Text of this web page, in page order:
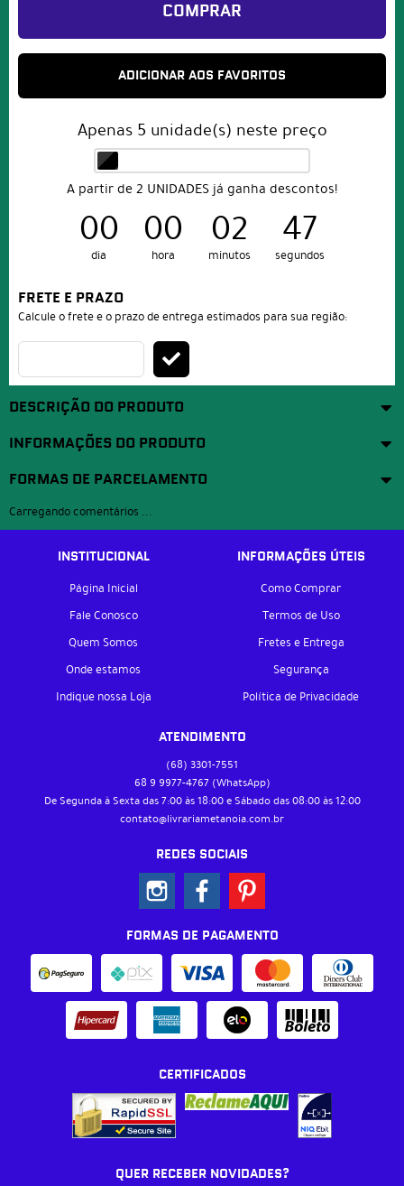
COMPRAR
ADICIONAR AOS FAVORITOS
Apenas 5 unidade(s) neste preço
A partir de 2 UNIDADES já ganha descontos!
00
dia
00
hora
02
minutos
46
segundos
FRETE E PRAZO
Calcule o frete e o prazo de entrega estimados para sua região:
DESCRIÇÃO DO PRODUTO
INFORMAÇÕES DO PRODUTO
FORMAS DE PARCELAMENTO
Carregando comentários ...
INSTITUCIONAL
Página Inicial
Fale Conosco
Quem Somos
Onde estamos
Indique nossa Loja
INFORMAÇÕES ÚTEIS
Como Comprar
Termos de Uso
Fretes e Entrega
Segurança
Política de Privacidade
ATENDIMENTO
(68) 3301-7551
68 9 9977-4767 (WhatsApp)
De Segunda à Sexta das 7:00 às 18:00 e Sábado das 08:00 às 12:00
contato@livrariametanoia.com.br
REDES SOCIAIS
FORMAS DE PAGAMENTO
CERTIFICADOS
QUER RECEBER NOVIDADES?